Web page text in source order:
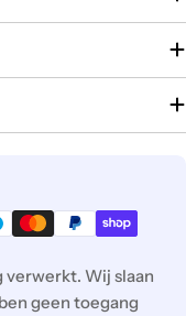
verwerkt. Wij slaan
geen toegang